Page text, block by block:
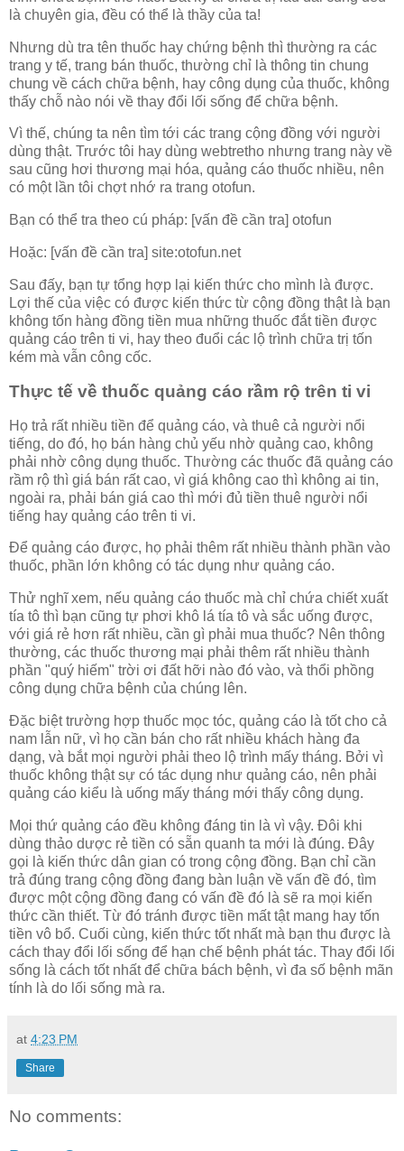
là chuyên gia, đều có thể là thầy của ta!
Nhưng dù tra tên thuốc hay chứng bệnh thì thường ra các
trang y tế, trang bán thuốc, thường chỉ là thông tin chung
chung về cách chữa bệnh, hay công dụng của thuốc, không
thấy chỗ nào nói về thay đổi lối sống để chữa bệnh.
Vì thế, chúng ta nên tìm tới các trang cộng đồng với người
dùng thật. Trước tôi hay dùng webtretho nhưng trang này về
sau cũng hơi thương mại hóa, quảng cáo thuốc nhiều, nên
có một lần tôi chợt nhớ ra trang otofun.
Bạn có thể tra theo cú pháp: [vấn đề cần tra] otofun
Hoặc: [vấn đề cần tra] site:otofun.net
Sau đấy, bạn tự tổng hợp lại kiến thức cho mình là được.
Lợi thế của việc có được kiến thức từ cộng đồng thật là bạn
không tốn hàng đồng tiền mua những thuốc đắt tiền được
quảng cáo trên ti vi, hay theo đuổi các lộ trình chữa trị tốn
kém mà vẫn công cốc.
Thực tế về thuốc quảng cáo rầm rộ trên ti vi
Họ trả rất nhiều tiền để quảng cáo, và thuê cả người nổi
tiếng, do đó, họ bán hàng chủ yếu nhờ quảng cao, không
phải nhờ công dụng thuốc. Thường các thuốc đã quảng cáo
rầm rộ thì giá bán rất cao, vì giá không cao thì không ai tin,
ngoài ra, phải bán giá cao thì mới đủ tiền thuê người nổi
tiếng hay quảng cáo trên ti vi.
Để quảng cáo được, họ phải thêm rất nhiều thành phần vào
thuốc, phần lớn không có tác dụng như quảng cáo.
Thử nghĩ xem, nếu quảng cáo thuốc mà chỉ chứa chiết xuất
tía tô thì bạn cũng tự phơi khô lá tía tô và sắc uống được,
với giá rẻ hơn rất nhiều, cần gì phải mua thuốc? Nên thông
thường, các thuốc thương mại phải thêm rất nhiều thành
phần "quý hiếm" trời ơi đất hỡi nào đó vào, và thổi phồng
công dụng chữa bệnh của chúng lên.
Đặc biệt trường hợp thuốc mọc tóc, quảng cáo là tốt cho cả
nam lẫn nữ, vì họ cần bán cho rất nhiều khách hàng đa
dạng, và bắt mọi người phải theo lộ trình mấy tháng. Bởi vì
thuốc không thật sự có tác dụng như quảng cáo, nên phải
quảng cáo kiểu là uống mấy tháng mới thấy công dụng.
Mọi thứ quảng cáo đều không đáng tin là vì vậy. Đôi khi
dùng thảo dược rẻ tiền có sẵn quanh ta mới là đúng. Đây
gọi là kiến thức dân gian có trong cộng đồng. Bạn chỉ cần
trả đúng trang cộng đồng đang bàn luận về vấn đề đó, tìm
được một cộng đồng đang có vấn đề đó là sẽ ra mọi kiến
thức cần thiết. Từ đó tránh được tiền mất tật mang hay tốn
tiền vô bổ. Cuối cùng, kiến thức tốt nhất mà bạn thu được là
cách thay đổi lối sống để hạn chế bệnh phát tác. Thay đổi lối
sống là cách tốt nhất để chữa bách bệnh, vì đa số bệnh mãn
tính là do lối sống mà ra.
at 4:23 PM
Share
No comments: